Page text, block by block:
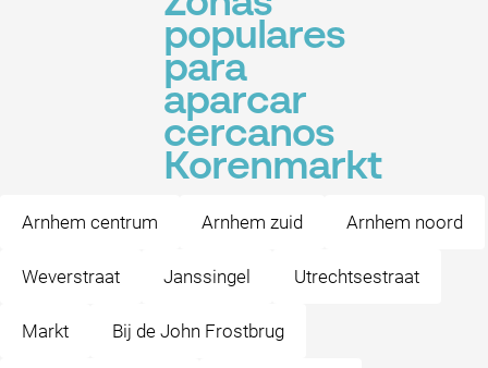
populares
para
aparcar
cercanos
Korenmarkt
Arnhem centrum Arnhem zuid Arnhem noord
Weverstraat Janssingel Utrechtsestraat
Markt Bij de John Frostbrug